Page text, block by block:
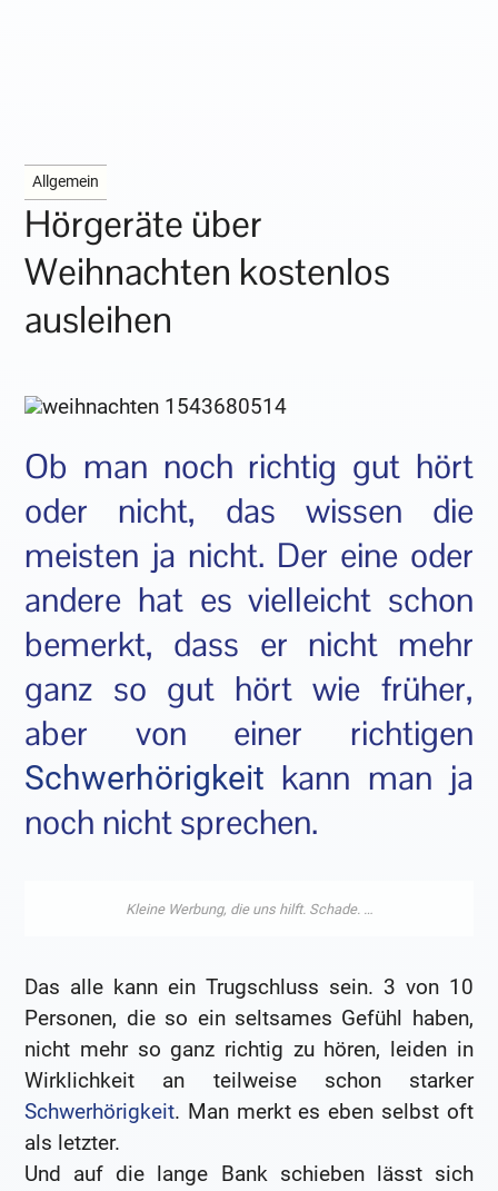
Allgemein
Hörgeräte über
Weihnachten kostenlos
ausleihen
Ob man noch richtig gut hört
oder nicht, das wissen die
meisten ja nicht. Der eine oder
andere hat es vielleicht schon
bemerkt, dass er nicht mehr
ganz so gut hört wie früher,
aber von einer richtigen
Schwerhörigkeit kann man ja
noch nicht sprechen.
Das alle kann ein Trugschluss sein. 3 von 10
Personen, die so ein seltsames Gefühl haben,
nicht mehr so ganz richtig zu hören, leiden in
Wirklichkeit an teilweise schon starker
Schwerhörigkeit. Man merkt es eben selbst oft
als letzter.
Und auf die lange Bank schieben lässt sich